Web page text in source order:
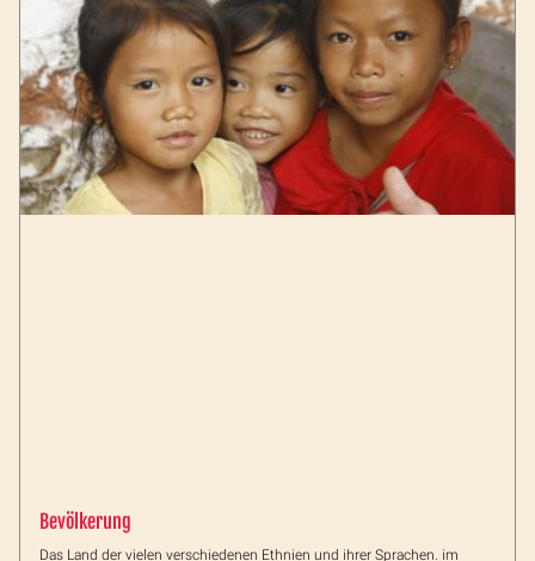
Bevölkerung
Das Land der vielen verschiedenen Ethnien und ihrer Sprachen. im